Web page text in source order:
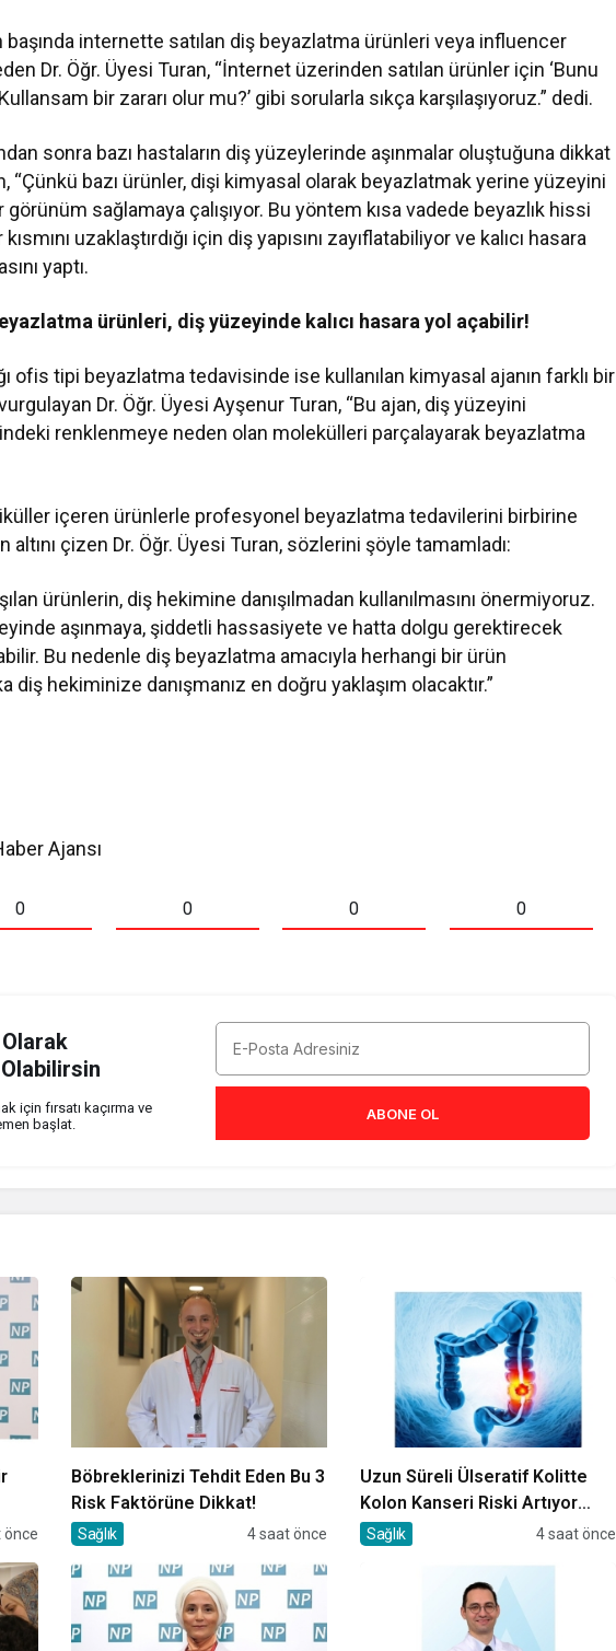
başında internette satılan diş beyazlatma ürünleri veya influencer
Dr. Öğr. Üyesi Turan, “İnternet üzerinden satılan ürünler için ‘Bunu
bir zararı olur mu?’ gibi sorularla sıkça karşılaşıyoruz.” dedi.
sonra bazı hastaların diş yüzeylerinde aşınmalar oluştuğuna dikkat
“Çünkü bazı ürünler, dişi kimyasal olarak beyazlatmak yerine yüzeyini
görünüm sağlamaya çalışıyor. Bu yöntem kısa vadede beyazlık hissi
uzaklaştırdığı için diş yapısını zayıflatabiliyor ve kalıcı hasara
yaptı.
ürünleri, diş yüzeyinde kalıcı hasara yol açabilir!
ofis tipi beyazlatma tedavisinde ise kullanılan kimyasal ajanın farklı bir
Dr. Öğr. Üyesi Ayşenur Turan, “Bu ajan, diş yüzeyini
renklenmeye neden olan molekülleri parçalayarak beyazlatma
içeren ürünlerle profesyonel beyazlatma tedavilerini birbirine
altını çizen Dr. Öğr. Üyesi Turan, sözlerini şöyle tamamladı:
ürünlerin, diş hekimine danışılmadan kullanılmasını önermiyoruz.
aşınmaya, şiddetli hassasiyete ve hatta dolgu gerektirecek
Bu nedenle diş beyazlatma amacıyla herhangi bir ürün
diş hekiminize danışmanız en doğru yaklaşım olacaktır.”
Ajansı
0 0 0 0
için fırsatı kaçırma ve
başlat.
ABONE OL
önce
Böbreklerinizi Tehdit Eden Bu 3
Risk Faktörüne Dikkat!
Sağlık 4 saat önce
Uzun Süreli Ülseratif Kolitte
Kolon Kanseri Riski Artıyor
mu?
Sağlık 4 saat önce